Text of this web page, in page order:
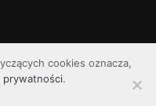
cookies oznacza,
prywatności.